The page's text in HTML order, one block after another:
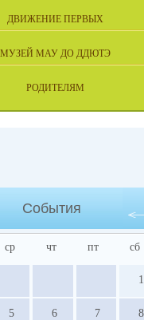
ДВИЖЕНИЕ ПЕРВЫХ
МУЗЕЙ МАУ ДО ДДЮТЭ
РОДИТЕЛЯМ
События
ср чт пт сб
1
5 6 7 8